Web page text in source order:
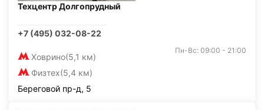
Техцентр Долгопрудный
+7 (495) 032-08-22
Ховрино(5,1 км)
Физтех(5,4 км)
Пн-Вс: 09:00 - 21:00
Береговой пр-д, 5